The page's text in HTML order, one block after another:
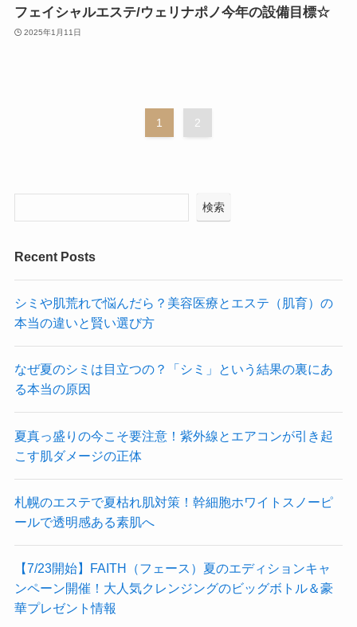
フェイシャルエステ/ウェリナポノ今年の設備目標☆
2025年1月11日
1 2
検索
Recent Posts
シミや肌荒れで悩んだら？美容医療とエステ（肌育）の
本当の違いと賢い選び方
なぜ夏のシミは目立つの？「シミ」という結果の裏にあ
る本当の原因
夏真っ盛りの今こそ要注意！紫外線とエアコンが引き起
こす肌ダメージの正体
札幌のエステで夏枯れ肌対策！幹細胞ホワイトスノーピ
ールで透明感ある素肌へ
【7/23開始】FAITH（フェース）夏のエディションキャ
ンペーン開催！大人気クレンジングのビッグボトル＆豪
華プレゼント情報